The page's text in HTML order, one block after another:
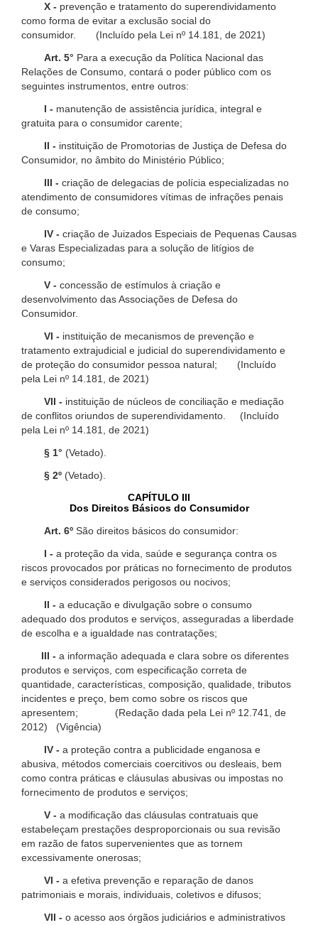
X - prevenção e tratamento do superendividamento
como forma de evitar a exclusão social do
consumidor. (Incluído pela Lei nº 14.181, de 2021)
Art. 5° Para a execução da Política Nacional das
Relações de Consumo, contará o poder público com os
seguintes instrumentos, entre outros:
I - manutenção de assistência jurídica, integral e
gratuita para o consumidor carente;
II - instituição de Promotorias de Justiça de Defesa do
Consumidor, no âmbito do Ministério Público;
III - criação de delegacias de polícia especializadas no
atendimento de consumidores vítimas de infrações penais
de consumo;
IV - criação de Juizados Especiais de Pequenas Causas
e Varas Especializadas para a solução de litígios de
consumo;
V - concessão de estímulos à criação e
desenvolvimento das Associações de Defesa do
Consumidor.
VI - instituição de mecanismos de prevenção e
tratamento extrajudicial e judicial do superendividamento e
de proteção do consumidor pessoa natural; (Incluído
pela Lei nº 14.181, de 2021)
VII - instituição de núcleos de conciliação e mediação
de conflitos oriundos de superendividamento. (Incluído
pela Lei nº 14.181, de 2021)
§ 1° (Vetado).
§ 2º (Vetado).
CAPÍTULO III
Dos Direitos Básicos do Consumidor
Art. 6º São direitos básicos do consumidor:
I - a proteção da vida, saúde e segurança contra os
riscos provocados por práticas no fornecimento de produtos
e serviços considerados perigosos ou nocivos;
II - a educação e divulgação sobre o consumo
adequado dos produtos e serviços, asseguradas a liberdade
de escolha e a igualdade nas contratações;
III - a informação adequada e clara sobre os diferentes
produtos e serviços, com especificação correta de
quantidade, características, composição, qualidade, tributos
incidentes e preço, bem como sobre os riscos que
apresentem; (Redação dada pela Lei nº 12.741, de
2012) (Vigência)
IV - a proteção contra a publicidade enganosa e
abusiva, métodos comerciais coercitivos ou desleais, bem
como contra práticas e cláusulas abusivas ou impostas no
fornecimento de produtos e serviços;
V - a modificação das cláusulas contratuais que
estabeleçam prestações desproporcionais ou sua revisão
em razão de fatos supervenientes que as tornem
excessivamente onerosas;
VI - a efetiva prevenção e reparação de danos
patrimoniais e morais, individuais, coletivos e difusos;
VII - o acesso aos órgãos judiciários e administrativos